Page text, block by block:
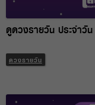
ดูดวงรายวัน ประจำ
ดวงรายวัน